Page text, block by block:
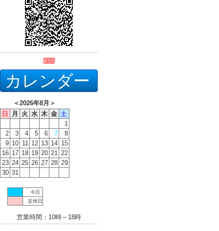
カレンダー
＜2026年8月 ＞
日
月 火 水 木 金 土
1
2
3 4 5 6 7
8
9 10 11 12 13 14 15
16 17 18 19 20 21 22
23 24 25 26 27 28 29
30 31
今日
定休日
営業時間：10時～18時